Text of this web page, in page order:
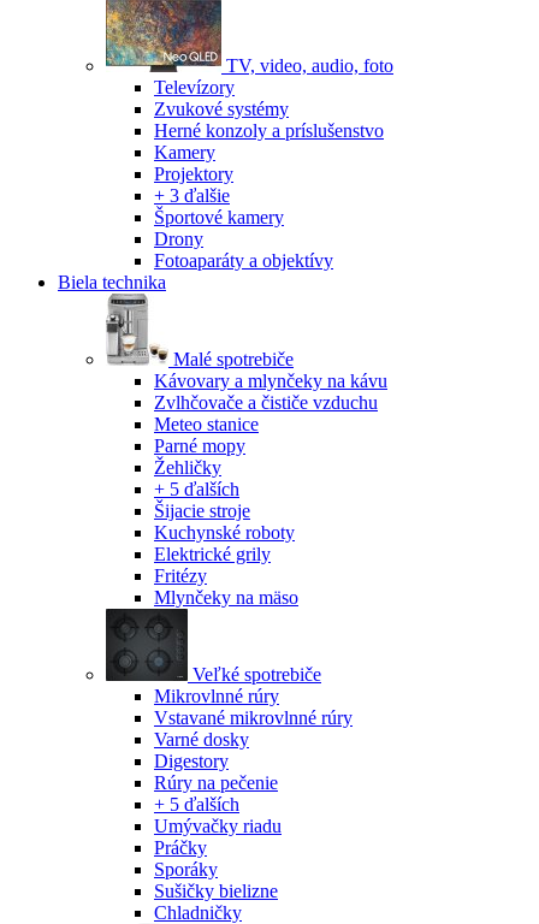
TV, video, audio, foto
Televízory
Zvukové systémy
Herné konzoly a príslušenstvo
Kamery
Projektory
+ 3 ďalšie
Športové kamery
Drony
Fotoaparáty a objektívy
Biela technika
Malé spotrebiče
Kávovary a mlynčeky na kávu
Zvlhčovače a čističe vzduchu
Meteo stanice
Parné mopy
Žehličky
+ 5 ďalších
Šijacie stroje
Kuchynské roboty
Elektrické grily
Fritézy
Mlynčeky na mäso
Veľké spotrebiče
Mikrovlnné rúry
Vstavané mikrovlnné rúry
Varné dosky
Digestory
Rúry na pečenie
+ 5 ďalších
Umývačky riadu
Práčky
Sporáky
Sušičky bielizne
Chladničky